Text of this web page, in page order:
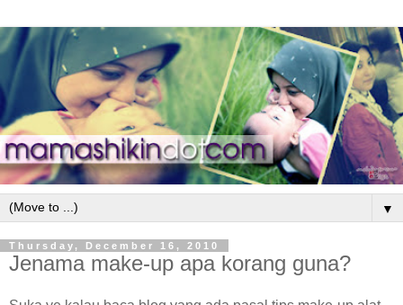
▼
Thursday, December 16, 2010
Jenama make-up apa korang guna?